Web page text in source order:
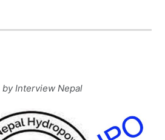
byInterview Nepal